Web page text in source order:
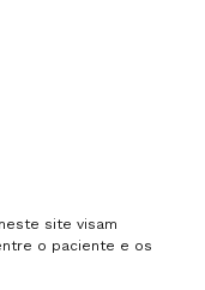
site visam
o paciente e os